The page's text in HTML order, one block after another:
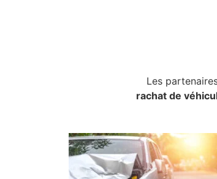
Les
rachat de